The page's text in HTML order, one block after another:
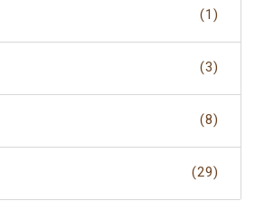
(1)
(3)
(8)
(29)